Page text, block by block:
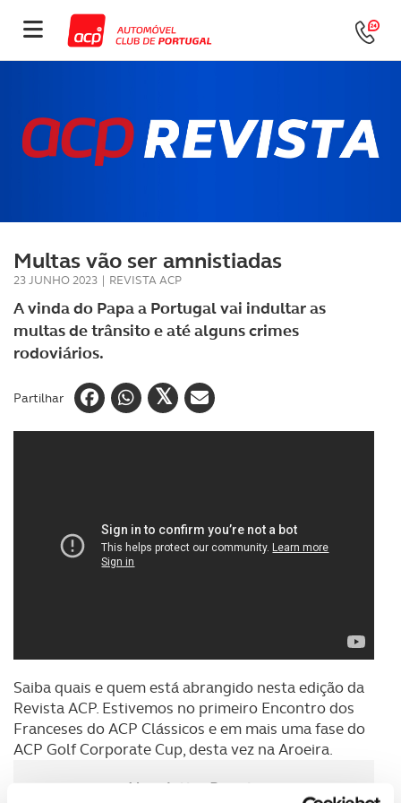
Multas vão ser amnistiadas
23 JUNHO 2023 | REVISTA ACP
A vinda do Papa a Portugal vai indultar as
multas de trânsito e até alguns crimes
rodoviários.
Partilhar
Saiba quais e quem está abrangido nesta edição da
Revista ACP. Estivemos no primeiro Encontro dos
Franceses do ACP Clássicos e em mais uma fase do
ACP Golf Corporate Cup, desta vez na Aroeira.
Newsletter Revista